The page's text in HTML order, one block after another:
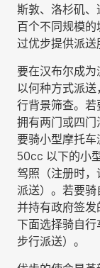
斯敦、洛杉矶
百个不同规模
过优步提供派送
要在汉布尔成
以何种方式派
行背景筛查。若
拥有两门或四
要骑小型摩托车
50cc 以下的小
驾照（注册时
派送）。若要骑
并持有政府签
下面选择骑自行
步行派送）。